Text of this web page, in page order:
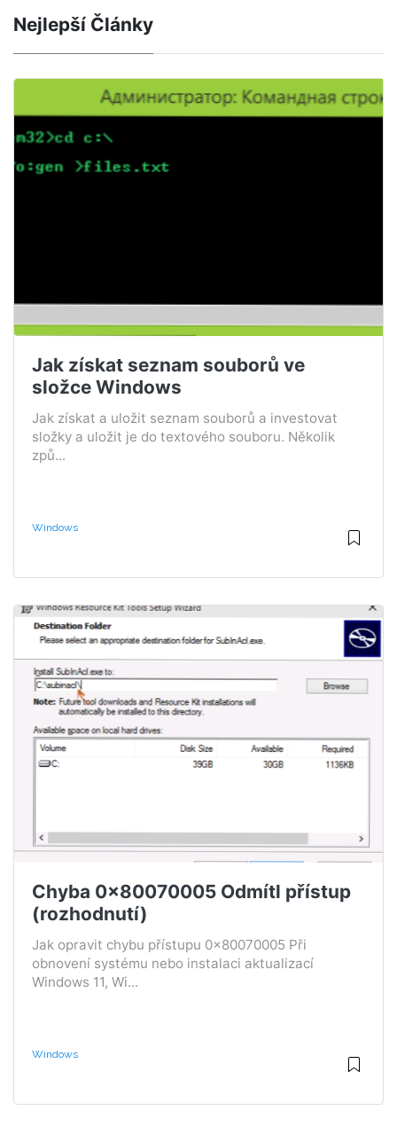
Nejlepší Články
Jak získat seznam souborů ve
složce Windows
Jak získat a uložit seznam souborů a investovat
složky a uložit je do textového souboru. Několik
způ...
Windows
Chyba 0x80070005 Odmítl přístup
(rozhodnutí)
Jak opravit chybu přístupu 0x80070005 Při
obnovení systému nebo instalaci aktualizací
Windows 11, Wi...
Windows